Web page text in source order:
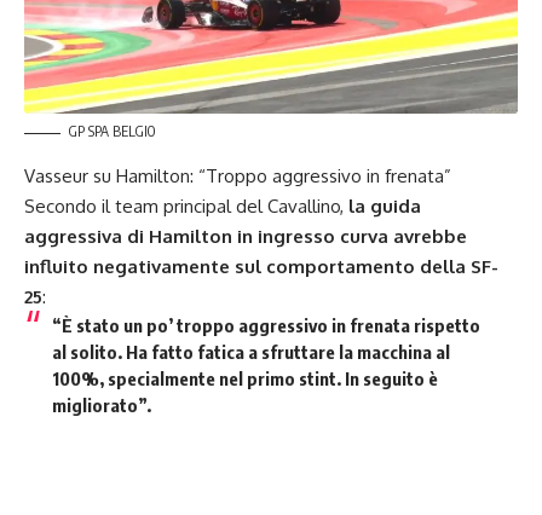
GP SPA BELGIO
Vasseur su Hamilton: “Troppo aggressivo in frenata”
Secondo il team principal del Cavallino, la guida
aggressiva di Hamilton in ingresso curva avrebbe
influito negativamente sul comportamento della SF-
25:
“È stato un po’ troppo aggressivo in frenatarispetto
al solito. Ha fatto fatica a sfruttare la macchina al
100%, specialmente nel primo stint. In seguito è
migliorato”.